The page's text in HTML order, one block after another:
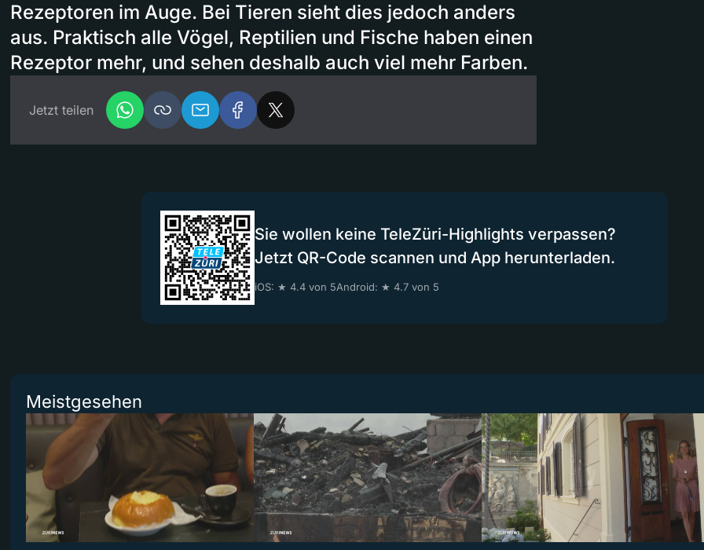
Rezeptoren im Auge. Bei Tieren sieht dies jedoch anders
aus. Praktisch alle Vögel, Reptilien und Fische haben einen
Rezeptor mehr, und sehen deshalb auch viel mehr Farben.
Jetzt teilen
Sie wollen keine TeleZüri-Highlights verpassen?
Jetzt QR-Code scannen und App herunterladen.
iOS: ★ 4.4 von 5Android: ★ 4.7 von 5
Meistgesehen